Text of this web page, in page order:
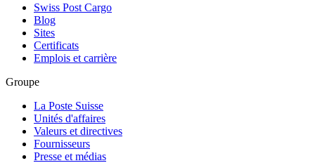
Swiss Post Cargo
Blog
Sites
Certificats
Emplois et carrière
Groupe
La Poste Suisse
Unités d'affaires
Valeurs et directives
Fournisseurs
Presse et médias